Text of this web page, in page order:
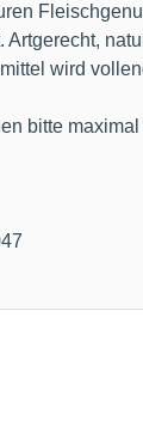
wird
bitte